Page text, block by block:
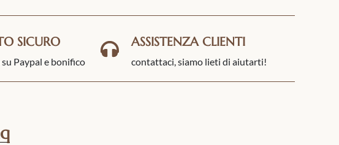
SICURO
Paypal e bonifico
ASSISTENZA CLIENTI
contattaci, siamo lieti di aiutarti!